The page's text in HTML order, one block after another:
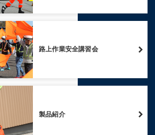
路上作業安全講習会
製品紹介